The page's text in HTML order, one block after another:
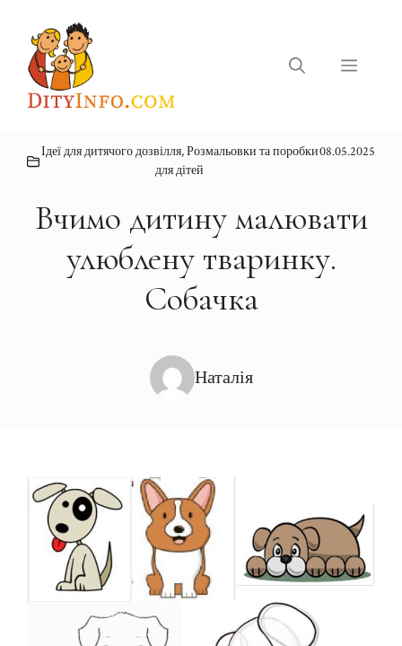
вмісту
Меню
Ідеї для дитячого дозвілля,Розмальовки та поробки
для дітей
08.05.2025
Вчимо дитину малювати
улюблену тваринку.
Собачка
Наталія